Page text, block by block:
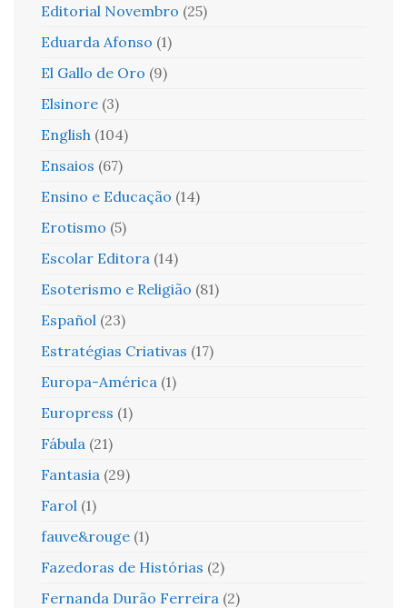
Editorial Novembro (25)
Eduarda Afonso (1)
El Gallo de Oro (9)
Elsinore (3)
English (104)
Ensaios (67)
Ensino e Educação (14)
Erotismo (5)
Escolar Editora (14)
Esoterismo e Religião (81)
Español (23)
Estratégias Criativas (17)
Europa-América (1)
Europress (1)
Fábula (21)
Fantasia (29)
Farol (1)
fauve&rouge (1)
Fazedoras de Histórias (2)
Fernanda Durão Ferreira (2)